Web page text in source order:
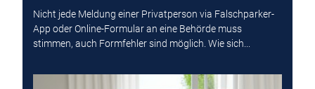
Nicht jede Meldung einer Privatperson via Falschparker-
App oder Online-Formular an eine Behörde muss
stimmen, auch Formfehler sind möglich. Wie sich...